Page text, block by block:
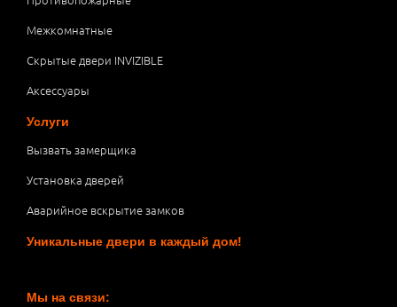
Межкомнатные
Скрытые двери INVIZIBLE
Аксессуары
Услуги
Вызвать замерщика
Установка дверей
Аварийное вскрытие замков
Уникальные двери в каждый дом!
Мы на связи: